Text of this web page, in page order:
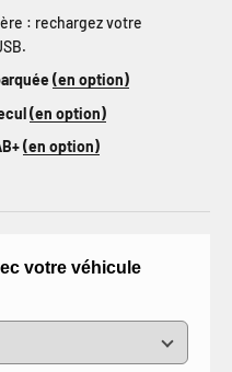
: rechargez votre
(en option)
(en option)
(en option)
votre véhicule